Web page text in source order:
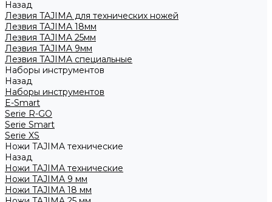
Назад
Лезвия TAJIMA для технических ножей
Лезвия TAJIMA 18мм
Лезвия TAJIMA 25мм
Лезвия TAJIMA 9мм
Лезвия TAJIMA специальные
Наборы инструментов
Назад
Наборы инструментов
E-Smart
Serie R-GO
Serie Smart
Serie XS
Ножи TAJIMA технические
Назад
Ножи TAJIMA технические
Ножи TAJIMA 9 мм
Ножи TAJIMA 18 мм